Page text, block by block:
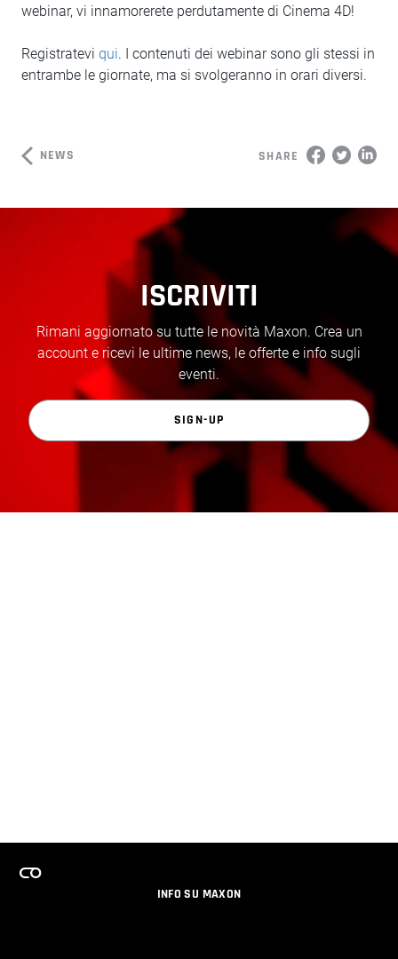
webinar, vi innamorerete perdutamente di Cinema 4D!
Registratevi qui. I contenuti dei webinar sono gli stessi in
entrambe le giornate, ma si svolgeranno in orari diversi.
NEWS SHARE
ISCRIVITI
Rimani aggiornato su tutte le novità Maxon. Crea un
account e ricevi le ultime news, le offerte e info sugli
eventi.
SIGN-UP
INFO SU MAXON